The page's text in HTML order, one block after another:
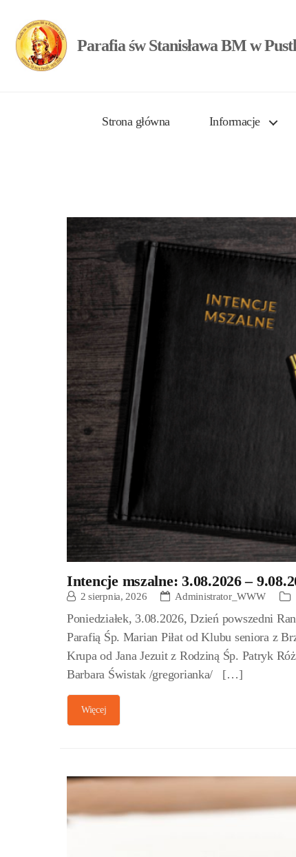
Parafia św Stanisława BM w
Strona główna Informacje
Intencje mszalne: 3.08.2026 –
2 sierpnia, 2026 Administrator_WWW
Poniedziałek, 3.08.2026, Dzień powszedni
Parafią Śp. Marian Piłat od Klubu seniora z
Krupa od Jana Jezuit z Rodziną Śp. Patryk
Barbara Świstak /gregorianka/ […]
Więcej